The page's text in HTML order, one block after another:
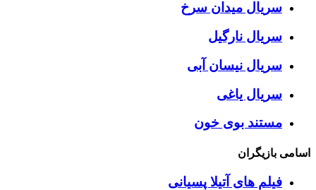
سریال میدان سرخ
سریال نارگیل
سریال نیسان آبی
سریال یاغی
مستند بوی خون
اسامی بازیگران
فیلم های آتیلا پسیانی